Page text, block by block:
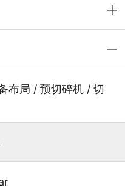
布局 / 预切碎机 / 切